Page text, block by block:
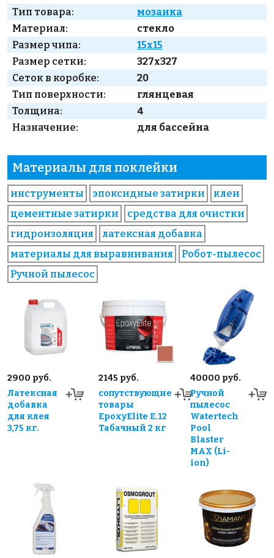
Тип товара:
мозаика
Материал:
стекло
Размер чипа:
15x15
Размер сетки:
327x327
Сеток в коробке:
20
Тип поверхности:
глянцевая
Толщина:
4
Назначение:
для бассейна
Материалы для поклейки
инструменты эпоксидные затирки
клеи
цементные затирки
средства для очистки
гидроизоляция
латексная добавка
материалы для выравнивания
Робот-пылесос
Ручной пылесос
2900 руб.
Латексная
добавка
для клея
3,75 кг.
2145 руб.
сопутствующие
товары
EpoxyElite E.12
Табачный 2 кг
40000 руб.
Ручной
пылесос
Watertech
Pool
Blaster
MAX (Li-
ion)